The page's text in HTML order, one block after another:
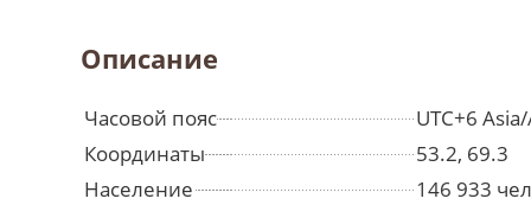
Описание
Часовой пояс
UTC+6
Координаты
53.2, 69.3
Население
146 933